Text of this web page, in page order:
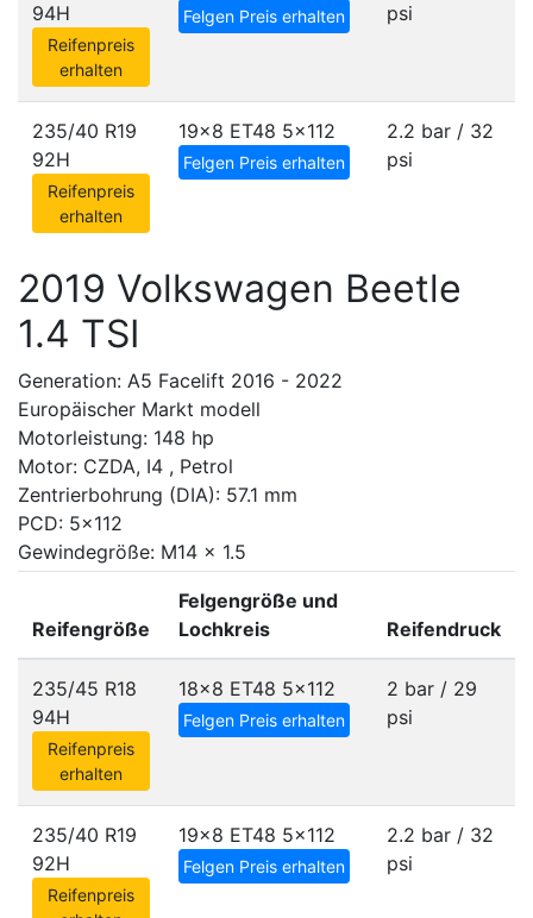
94H
Reifenpreis
erhalten
Felgen Preis erhalten
psi
235/40 R19
92H
Reifenpreis
erhalten
19x8 ET48 5x112
Felgen Preis erhalten
2.2 bar / 32
psi
2019 Volkswagen Beetle
1.4 TSI
Generation: A5 Facelift 2016 - 2022
Europäischer Markt modell
Motorleistung: 148 hp
Motor: CZDA, I4 , Petrol
Zentrierbohrung (DIA): 57.1 mm
PCD: 5x112
Gewindegröße: M14 x 1.5
Reifengröße
Felgengröße und
Lochkreis
Reifendruck
235/45 R18
94H
Reifenpreis
erhalten
18x8 ET48 5x112
Felgen Preis erhalten
2 bar / 29
psi
235/40 R19
92H
Reifenpreis
19x8 ET48 5x112
Felgen Preis erhalten
2.2 bar / 32
psi